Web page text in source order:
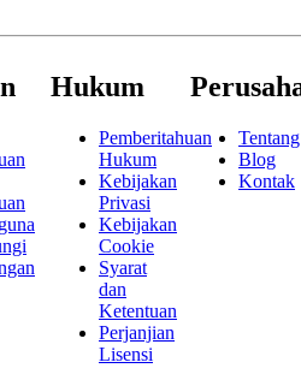
Hukum
Pemberitahuan
Hukum
Kebijakan
Privasi
Kebijakan
Cookie
Syarat
dan
Ketentuan
Perjanjian
Lisensi
Tentang
Blog
Kontak